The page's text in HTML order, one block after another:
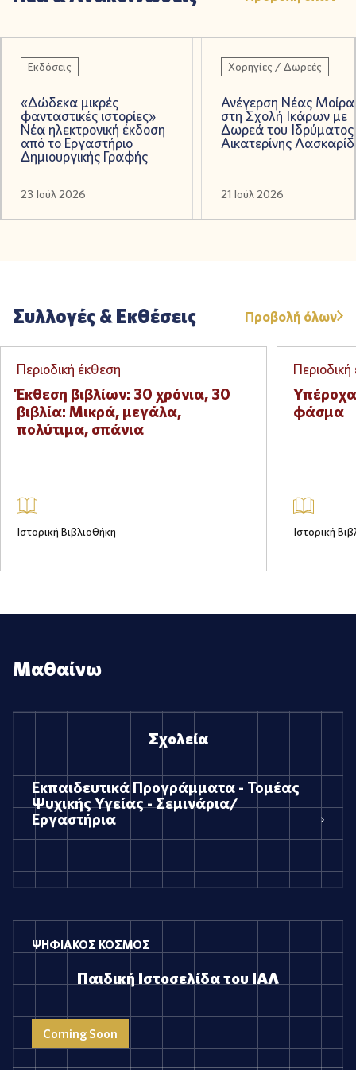
Εκδόσεις
«Δώδεκα μικρές
φανταστικές ιστορίες»
Νέα ηλεκτρονική έκδοση
από το Εργαστήριο
Δημιουργικής Γραφής
23 Ιούλ 2026
Χορηγίες / Δωρεές
Ανέγερση Νέας
στη Σχολή Ικάρων με
Δωρεά του Ιδρύματος
Αικατερίνης
21 Ιούλ 2026
Συλλογές&Εκθέσεις Προβολή όλων
Physical
Περιοδική έκθεση
Έκθεση βιβλίων: 30 χρόνια, 30
βιβλία: Μικρά, μεγάλα,
πολύτιμα, σπάνια
Ιστορική Βιβλιοθήκη
Physical
φάσμα
Ιστορική
Μαθαίνω
Σχολεία
Εκπαιδευτικά Προγράμματα - Τομέας
Ψυχικής Υγείας - Σεμινάρια/
Εργαστήρια
ΨΗΦΙΑΚΟΣ ΚΟΣΜΟΣ
Παιδική Ιστοσελίδα του ΙΑΛ
Coming Soon